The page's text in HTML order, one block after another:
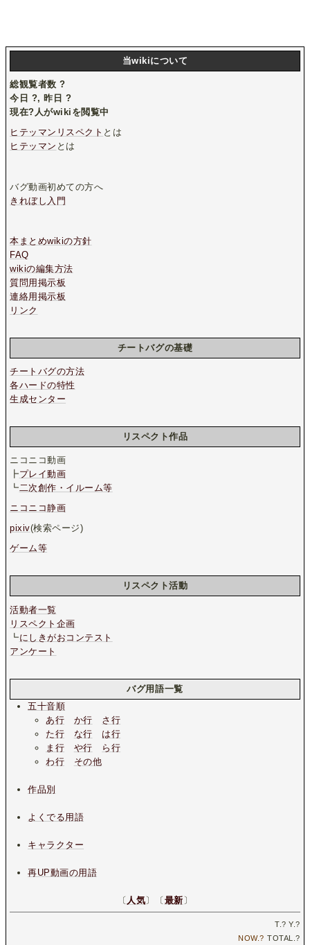
当wikiについて
総観覧者数?
今日 ?, 昨日 ?
現在?人がwikiを閲覧中
ヒテッマンリスペクト とは
ヒテッマン とは
バグ動画初めての方へ
きれぼし入門
本まとめwikiの方針
FAQ
wikiの編集方法
質問用掲示板
連絡用掲示板
リンク
チートバグの基礎
チートバグの方法
各ハードの特性
生成センター
リスペクト作品
ニコニコ動画
┣プレイ動画
┗二次創作・イルーム等
ニコニコ静画
pixiv(検索ページ)
ゲーム等
リスペクト活動
活動者一覧
リスペクト企画
┗にしきがおコンテスト
アンケート
バグ用語一覧
五十音順
あ行
か行
さ行
た行
な行
は行
ま行
や行
ら行
わ行
その他
作品別
よくでる用語
キャラクター
再UP動画の用語
〔 人気〕〔最新〕
T.? Y.?
NOW.? TOTAL.?